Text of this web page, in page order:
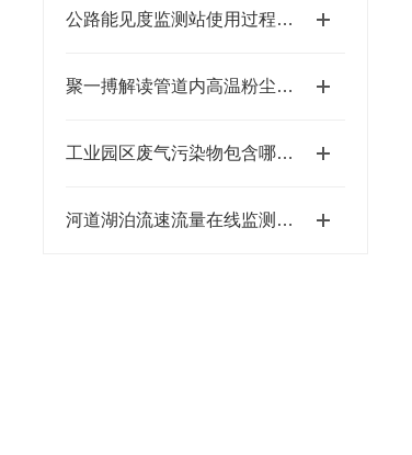
公路能见度监测站使用过程中的主要步骤
聚一搏解读管道内高温粉尘浓度检测技术原理
工业园区废气污染物包含哪些成分？
河道湖泊流速流量在线监测系统遥感技术